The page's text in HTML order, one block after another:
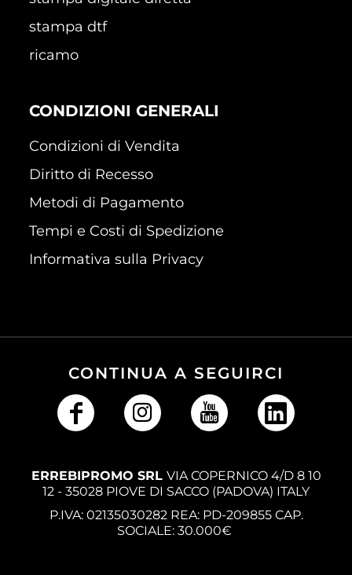
stampa dtf
ricamo
CONDIZIONI GENERALI
Condizioni di Vendita
Diritto di Recesso
Metodi di Pagamento
Tempi e Costi di Spedizione
Informativa sulla Privacy
CONTINUA A SEGUIRCI
ERREBIPROMO SRL VIA COPERNICO 4/D 8 10
12 - 35028 PIOVE DI SACCO (PADOVA) ITALY
P.IVA: 02135030282 REA: PD-209855 CAP.
SOCIALE: 30.000€